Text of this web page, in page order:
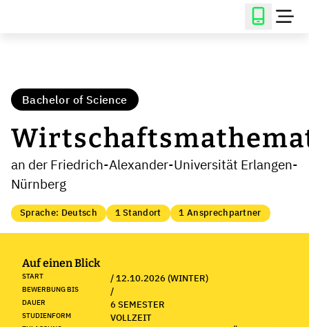
Bachelor of Science
an der Friedrich-Alexander-Universität Erlangen-
Nürnberg
Sprache: Deutsch 1 Standort 1 Ansprechpartner
Auf einen Blick
START / 12.10.2026 (WINTER)
BEWERBUNG BIS /
DAUER 6 SEMESTER
STUDIENFORM VOLLZEIT